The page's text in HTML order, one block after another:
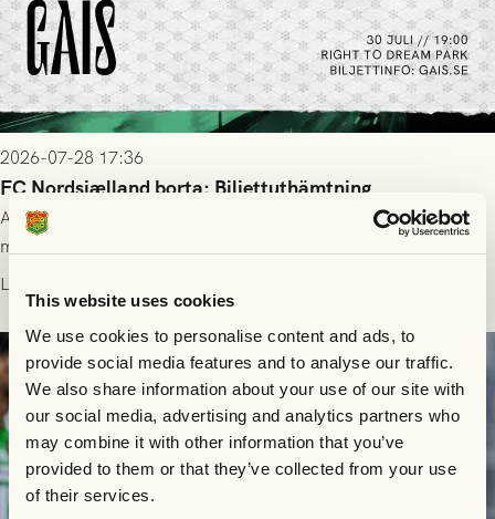
This website uses cookies
We use cookies to personalise content and ads, to
provide social media features and to analyse our traffic.
We also share information about your use of our site with
our social media, advertising and analytics partners who
may combine it with other information that you’ve
provided to them or that they’ve collected from your use
of their services.
2026-07-28 17:36
FC Nordsjælland borta: Biljettuthämtning
All information om hur du byter ditt värdebevis mot
matchbiljett på plats i Danmark, samt vad som gäller för dig
som står på reservlista eller fått förhinder.
Läs mer